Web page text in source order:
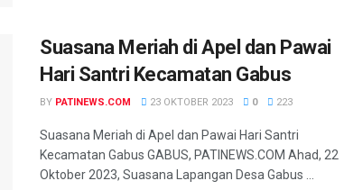
Suasana Meriah di Apel dan Pawai
Hari Santri Kecamatan Gabus
BY PATINEWS.COM 23 OKTOBER 2023 0 223
Suasana Meriah di Apel dan Pawai Hari Santri
Kecamatan Gabus GABUS, PATINEWS.COM Ahad, 22
Oktober 2023, Suasana Lapangan Desa Gabus ...